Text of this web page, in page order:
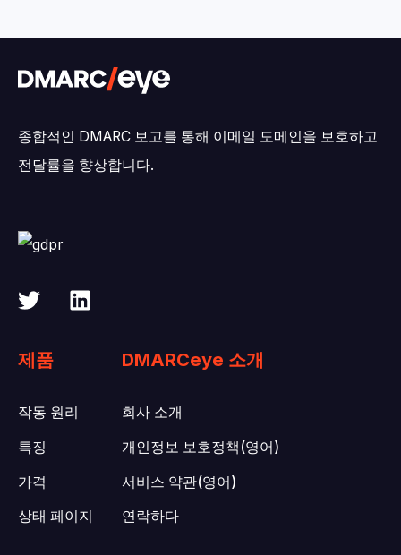
종합적인 DMARC 보고를 통해 이메일 도메인을 보호하고
전달률을 향상합니다.
제품
작동 원리
특징
가격
상태 페이지
DMARCeye 소개
회사 소개
개인정보 보호정책(영어)
서비스 약관(영어)
연락하다